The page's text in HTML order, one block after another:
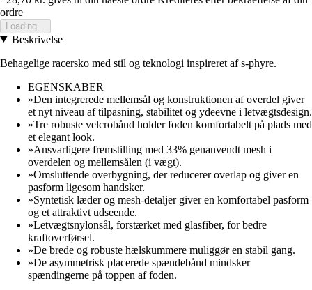
ordre
Loading...
Beskrivelse
Behagelige racersko med stil og teknologi inspireret af s-phyre.
EGENSKABER
»Den integrerede mellemsål og konstruktionen af overdel giver
et nyt niveau af tilpasning, stabilitet og ydeevne i letvægtsdesign.
»Tre robuste velcrobånd holder foden komfortabelt på plads med
et elegant look.
»Ansvarligere fremstilling med 33% genanvendt mesh i
overdelen og mellemsålen (i vægt).
»Omsluttende overbygning, der reducerer overlap og giver en
pasform ligesom handsker.
»Syntetisk læder og mesh-detaljer giver en komfortabel pasform
og et attraktivt udseende.
»Letvægtsnylonsål, forstærket med glasfiber, for bedre
kraftoverførsel.
»De brede og robuste hælskummere muliggør en stabil gang.
»De asymmetrisk placerede spændebånd mindsker
spændingerne på toppen af foden.